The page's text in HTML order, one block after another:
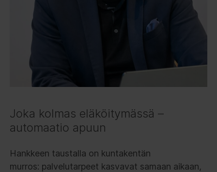
Joka kolmas eläköitymässä –
automaatio apuun
Hankkeen taustalla on kuntakentän
murros: palvelutarpeet kasvavat samaan aikaan,